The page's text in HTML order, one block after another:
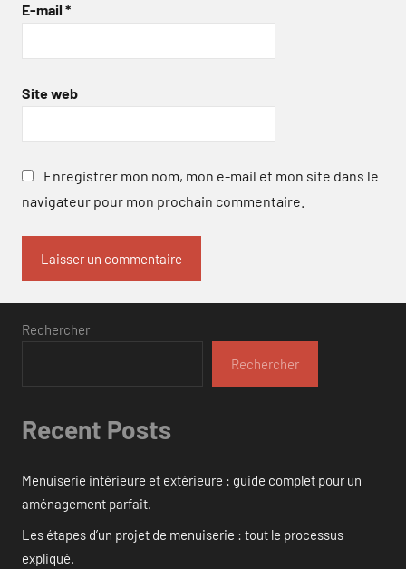
E-mail *
Site web
Enregistrer mon nom, mon e-mail et mon site dans le
navigateur pour mon prochain commentaire.
Rechercher
Rechercher
Recent Posts
Menuiserie intérieure et extérieure : guide complet pour un
aménagement parfait.
Les étapes d’un projet de menuiserie : tout le processus
expliqué.